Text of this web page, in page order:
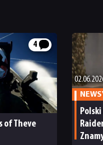
4
of Theve